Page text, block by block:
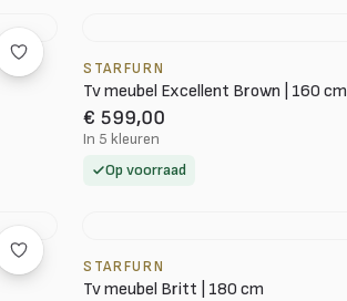
STARFURN
Tv meubel Excellent Brown | 160 cm
€ 599,00
In 5 kleuren
Op voorraad
STARFURN
Tv meubel Britt | 180 cm